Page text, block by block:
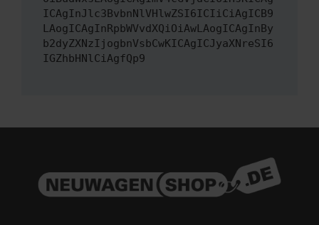
ICAgInJlc3BvbnNlVHlwZSI6ICIiCiAgICB9
LAogICAgInRpbWVvdXQiOiAwLAogICAgInBy
b2dyZXNzIjogbnVsbCwKICAgICJyaXNreSI6
IGZhbHNlCiAgfQp9